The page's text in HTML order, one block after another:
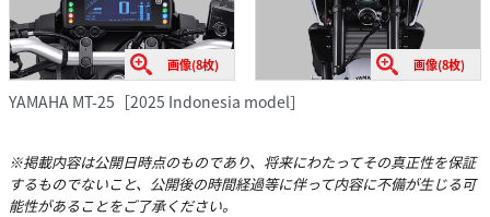
画像(8枚) 画像(8枚)
YAMAHA MT-25［2025 Indonesia model］
※掲載内容は公開日時点のものであり、将来にわたってその真正性を保証
するものでないこと、公開後の時間経過等に伴って内容に不備が生じる可
能性があることをご了承ください。